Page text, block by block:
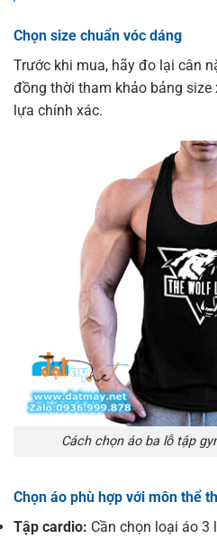
Chọn size chuẩn vóc dáng
Trước khi mua, hãy đo lại cân
đồng thời tham khảo bảng size
lựa chính xác.
Cách chọn áo ba lỗ tập
Chọn áo phù hợp với môn thể
Tập cardio: Cần chọn loại áo 3